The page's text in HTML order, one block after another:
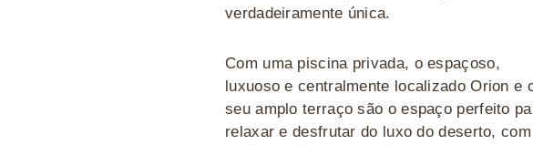
verdadeiramente única.
Com uma piscina privada, o espaçoso,
luxuoso e centralmente localizado Orion e
seu amplo terraço são o espaço perfeito
relaxar e desfrutar do luxo do deserto, com